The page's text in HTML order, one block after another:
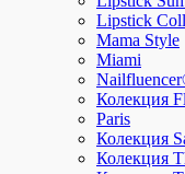
Lipstick
Mama Style
Miami
Колекция
Paris
Колекция
Колекция